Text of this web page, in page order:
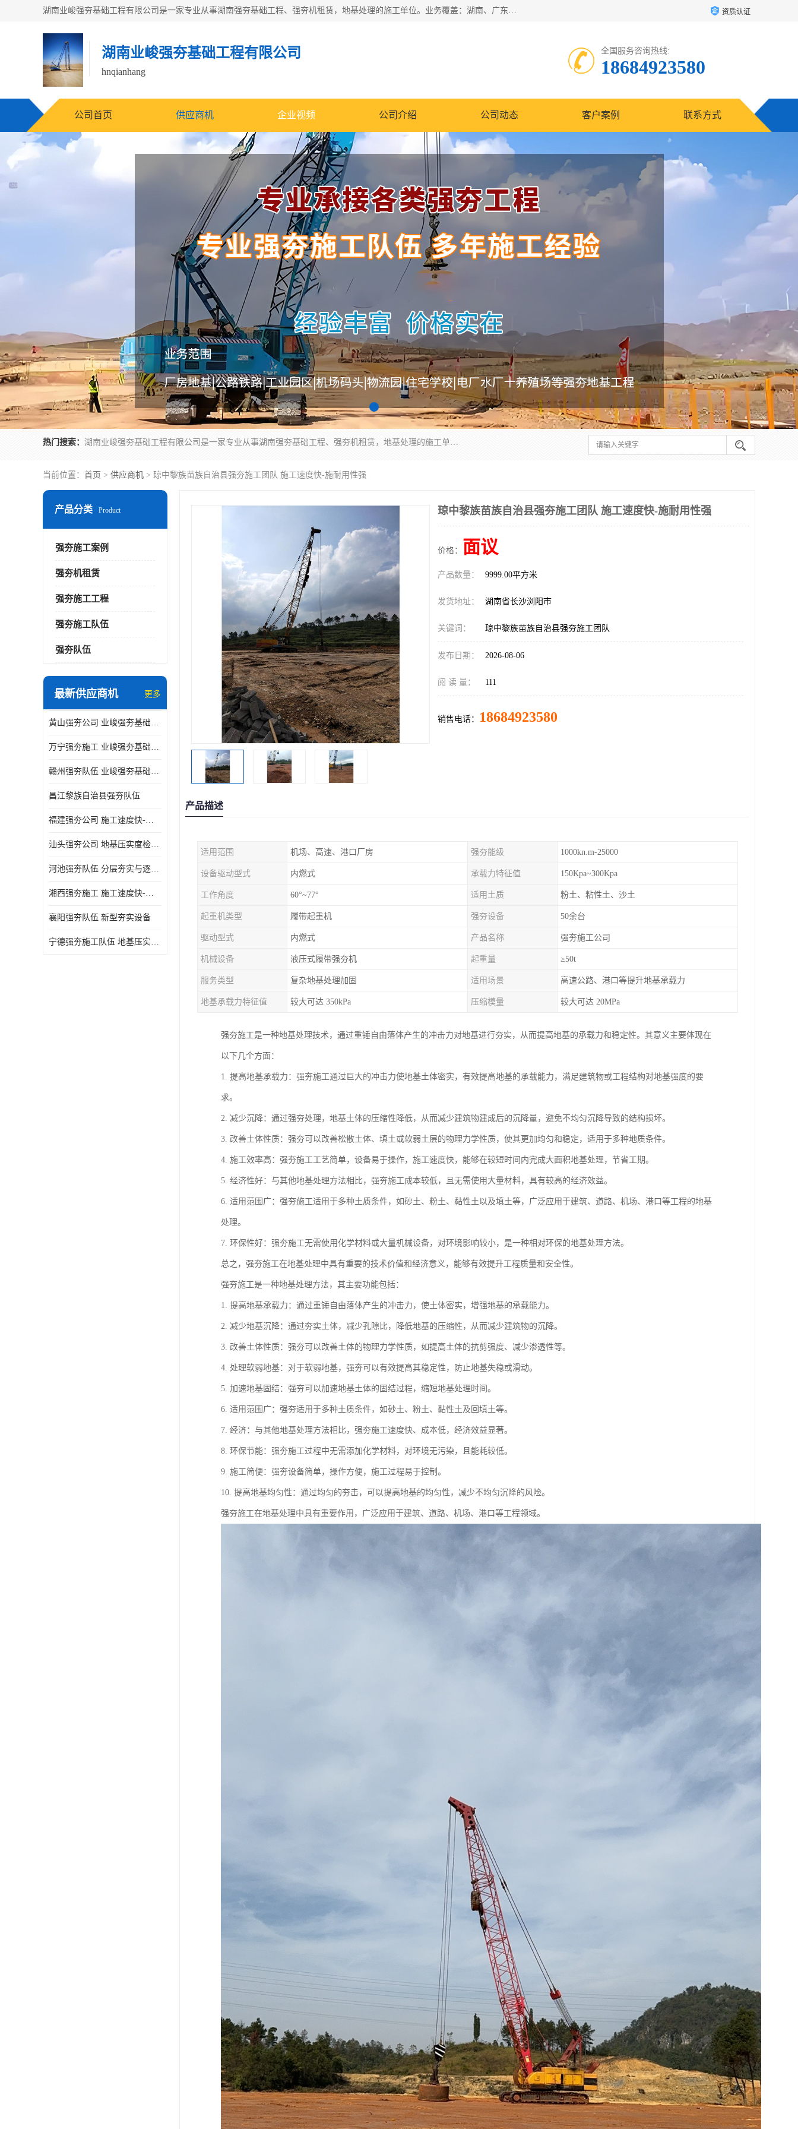
湖南业峻强夯基础工程有限公司是一家专业从事湖南强夯基础工程、强夯机租赁，地基处理的施工单位。业务覆盖：湖南、广东，江西等地。可承接1000KN.m-25000KN.m强夯（置换）工程。公司创始人是国内较早期从事强夯施工的建设者，经过多年的一步一个脚印的发展，在行业内具有较高的度和良好的口碑。 资质认证
湖南业峻强夯基础工程有限公司
hnqianhang
全国服务咨询热线:
18684923580
公司首页 供应商机 企业视频 公司介绍 公司动态 客户案例 联系方式
热门搜索： 湖南业峻强夯基础工程有限公司是一家专业从事湖南强夯基础工程、强夯机租赁，地基处理的施工单位。业务覆盖：湖南、广东，江西等地。可承接1000KN.m-25000KN.m强夯（置换）工程。公司创始人是国内较早期从事强夯施工的建设者，经过多年的一步一个脚印的发展，在行业内具有较高的度和良好的口碑。
当前位置： 首页 > 供应商机 > 琼中黎族苗族自治县强夯施工团队 施工速度快-施耐用性强
产品分类 Product
强夯施工案例
强夯机租赁
强夯施工工程
强夯施工队伍
强夯队伍
最新供应商机 更多
黄山强夯公司 业峻强夯基础工程
万宁强夯施工 业峻强夯基础工程
赣州强夯队伍 业峻强夯基础工程
昌江黎族自治县强夯队伍
福建强夯公司 施工速度快-施耐用性强
汕头强夯公司 地基压实度检测方法与标准
河池强夯队伍 分层夯实与逐层检测技术
湘西强夯施工 施工速度快-施耐用性强
襄阳强夯队伍 新型夯实设备
宁德强夯施工队伍 地基压实度检测方法与标准
琼中黎族苗族自治县强夯施工团队 施工速度快-施耐用性强
价格： 面议
产品数量： 9999.00平方米
发货地址： 湖南省长沙浏阳市
关键词： 琼中黎族苗族自治县强夯施工团队
发布日期： 2026-08-06
阅 读 量： 111
销售电话： 18684923580
产品描述
适用范围 机场、高速、港口厂房 强夯能级 1000kn.m-25000
设备驱动型式 内燃式 承载力特征值 150Kpa~300Kpa
工作角度 60°~77° 适用土质 粉土、粘性土、沙土
起重机类型 履带起重机 强夯设备 50余台
驱动型式 内燃式 产品名称 强夯施工公司
机械设备 液压式履带强夯机 起重量 ≥50t
服务类型 复杂地基处理加固 适用场景 高速公路、港口等提升地基承载力
地基承载力特征值 较大可达 350kPa 压缩模量 较大可达 20MPa
强夯施工是一种地基处理技术，通过重锤自由落体产生的冲击力对地基进行夯实，从而提高地基的承载力和稳定性。其意义主要体现在
以下几个方面：
1. 提高地基承载力：强夯施工通过巨大的冲击力使地基土体密实，有效提高地基的承载能力，满足建筑物或工程结构对地基强度的要
求。
2. 减少沉降：通过强夯处理，地基土体的压缩性降低，从而减少建筑物建成后的沉降量，避免不均匀沉降导致的结构损坏。
3. 改善土体性质：强夯可以改善松散土体、填土或软弱土层的物理力学性质，使其更加均匀和稳定，适用于多种地质条件。
4. 施工效率高：强夯施工工艺简单，设备易于操作，施工速度快，能够在较短时间内完成大面积地基处理，节省工期。
5. 经济性好：与其他地基处理方法相比，强夯施工成本较低，且无需使用大量材料，具有较高的经济效益。
6. 适用范围广：强夯施工适用于多种土质条件，如砂土、粉土、黏性土以及填土等，广泛应用于建筑、道路、机场、港口等工程的地基
处理。
7. 环保性好：强夯施工无需使用化学材料或大量机械设备，对环境影响较小，是一种相对环保的地基处理方法。
总之，强夯施工在地基处理中具有重要的技术价值和经济意义，能够有效提升工程质量和安全性。
强夯施工是一种地基处理方法，其主要功能包括：
1. 提高地基承载力：通过重锤自由落体产生的冲击力，使土体密实，增强地基的承载能力。
2. 减少地基沉降：通过夯实土体，减少孔隙比，降低地基的压缩性，从而减少建筑物的沉降。
3. 改善土体性质：强夯可以改善土体的物理力学性质，如提高土体的抗剪强度、减少渗透性等。
4. 处理软弱地基：对于软弱地基，强夯可以有效提高其稳定性，防止地基失稳或滑动。
5. 加速地基固结：强夯可以加速地基土体的固结过程，缩短地基处理时间。
6. 适用范围广：强夯适用于多种土质条件，如砂土、粉土、黏性土及回填土等。
7. 经济：与其他地基处理方法相比，强夯施工速度快、成本低，经济效益显著。
8. 环保节能：强夯施工过程中无需添加化学材料，对环境无污染，且能耗较低。
9. 施工简便：强夯设备简单，操作方便，施工过程易于控制。
10. 提高地基均匀性：通过均匀的夯击，可以提高地基的均匀性，减少不均匀沉降的风险。
强夯施工在地基处理中具有重要作用，广泛应用于建筑、道路、机场、港口等工程领域。